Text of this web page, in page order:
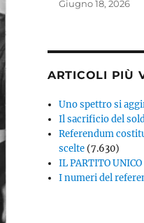
Giugno 18, 2026
ARTICOLI PIÙ
Uno spettro si
Il sacrificio del
Referendum
scelte (7.630)
IL PARTITO UNICO
I numeri del